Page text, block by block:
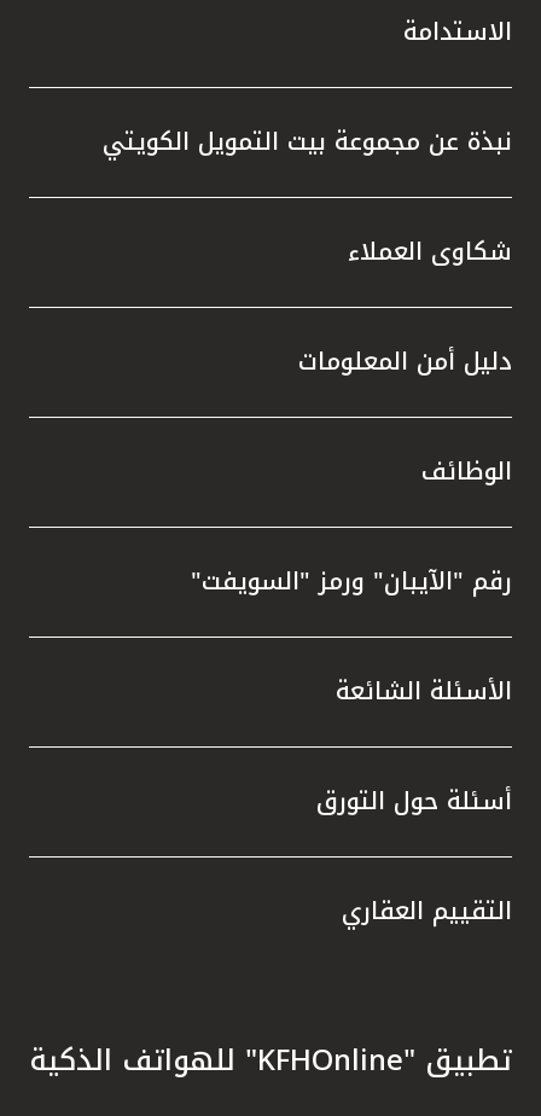
الاستدامة
نبذة عن مجموعة بيت التمويل الكويتي
شكاوى العملاء
دليل أمن المعلومات
الوظائف
رقم "الآيبان" ورمز "السويفت"
الأسئلة الشائعة
أسئلة حول التورق
التقييم العقاري
تطبيق "KFHOnline" للهواتف الذكية